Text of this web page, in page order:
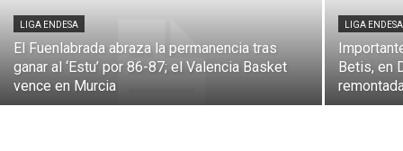
LIGA ENDESA
El Fuenlabrada abraza la permanencia tras
ganar al ‘Estu’ por 86-87; el Valencia Basket
vence en Murcia
LIGA ENDESA
Betis, en